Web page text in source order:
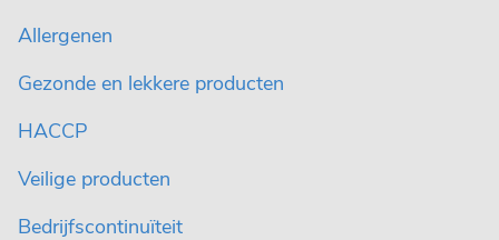
Allergenen
Gezonde en lekkere producten
HACCP
Veilige producten
Bedrijfscontinuïteit